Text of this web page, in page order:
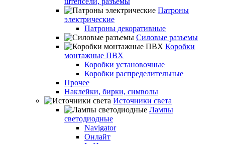
Патроны
электрические
Патроны декоративные
Силовые разъемы
Коробки
монтажные ПВХ
Коробки установочные
Коробки распределительные
Прочее
Наклейки, бирки, символы
Источники света
Лампы
светодиодные
Navigator
Онлайт